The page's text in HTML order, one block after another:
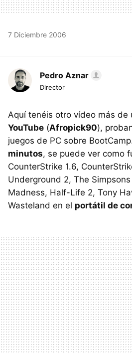
7 Diciembre 2006
Pedro Aznar
Director
Aquí tenéis otro vídeo más de
YouTube (Afropick90),
juegos de PC sobre
minutos, se puede ver como
CounterStrike 1.6,
Underground 2, The
Madness, Half-Life 2, Tony
Wasteland en el portátil de